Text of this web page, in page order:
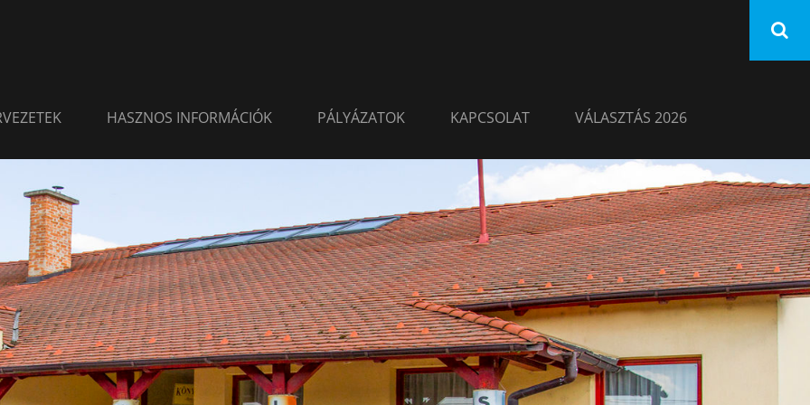
HASZNOS INFORMÁCIÓK PÁLYÁZATOK KAPCSOLAT VÁLASZTÁS 2026